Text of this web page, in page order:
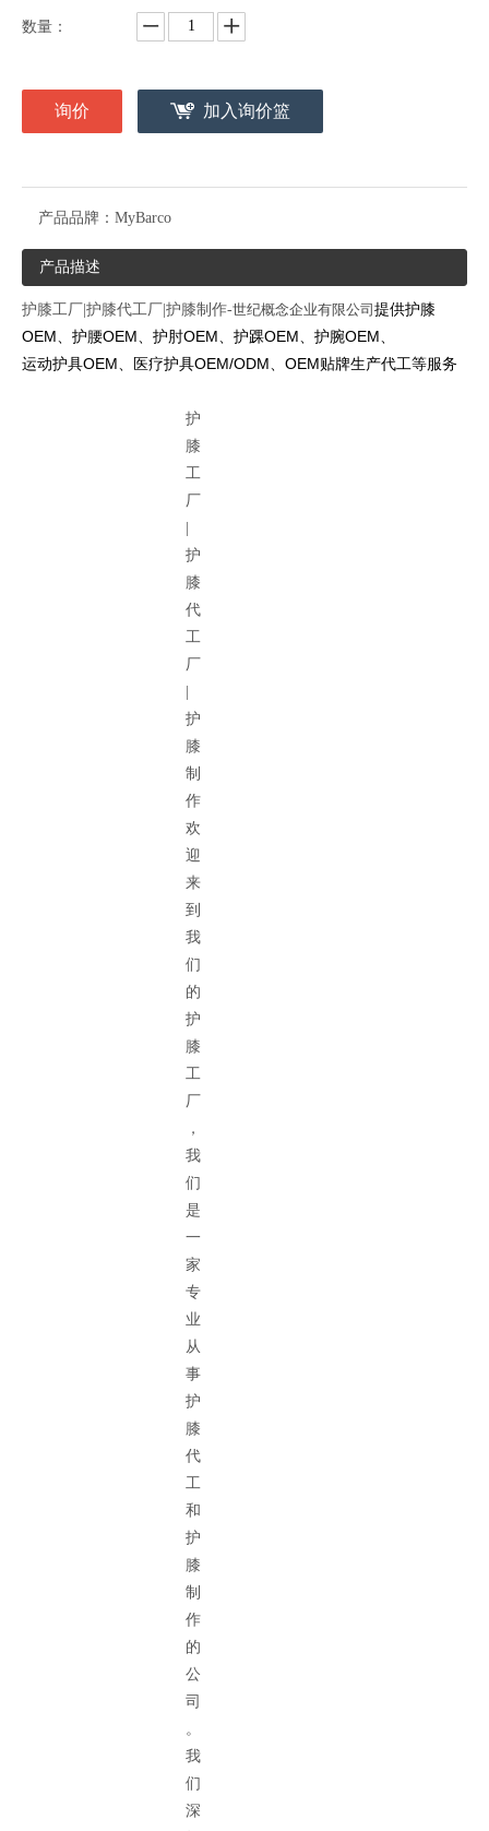
数量：
询价 加入询价篮
产品品牌： MyBarco
产品描述
护膝工厂|护膝代工厂|护膝制作-世纪概念企业有限公司提供护膝
OEM、护腰OEM、护肘OEM、护踝OEM、护腕OEM、
运动护具OEM、医疗护具OEM/ODM、OEM贴牌生产代工等服务
护
膝
工
厂
|
护
膝
代
工
厂
|
护
膝
制
作
欢
迎
来
到
我
们
的
护
膝
工
厂
，
我
们
是
一
家
专
业
从
事
护
膝
代
工
和
护
膝
制
作
的
公
司
。
我
们
深